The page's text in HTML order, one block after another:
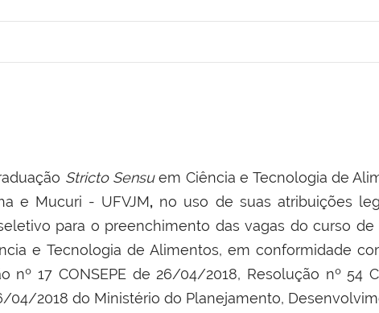
Stricto Sensuem Ciência e Tecnologia de
e Mucuri - UFVJM, no uso de suas atribuições
para o preenchimento das vagas do curso de
e Tecnologia de Alimentos, em conformidade
nº 17 CONSEPE de 26/04/2018, Resolução nº 54
04/2018 do Ministério do Planejamento,